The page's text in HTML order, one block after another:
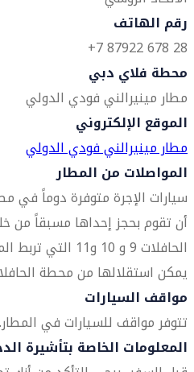
رقم الهاتف
28 678 87922 7+
محطة فلاي دبي
مطار مينيرالني فودي الدولي
الموقع الإلكتروني
مطار مينيرالني فودي الدولي
المواصلات من المطار
سيارات الإجرة متوفرة دوماً في
أن تقوم بحجز إحداها مسبقاً من
الحافلات 9 و 10
يمكن استقلالها من محطة
مواقف السيارات
تتوفر مواقف للسيارات في المطار.
المعلومات الخاصة بتأشيرة